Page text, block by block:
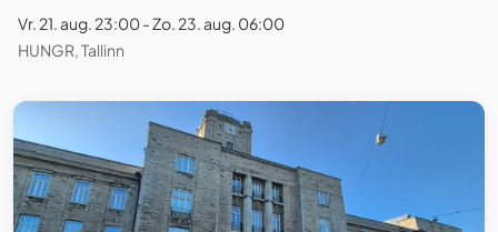
Vr. 21. aug. 23:00 - Zo. 23. aug. 06:00
HUNGR, Tallinn